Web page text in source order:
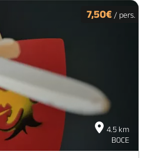
4.5 km
BOCE
7,50€ / pers.